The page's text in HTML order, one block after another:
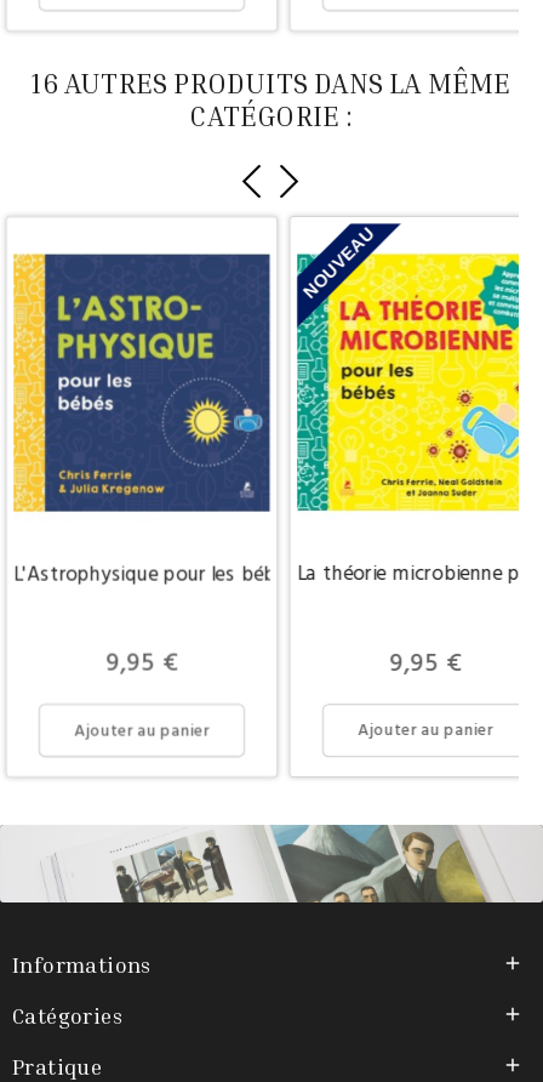
16 AUTRES PRODUITS DANS LA MÊME
CATÉGORIE :
L'Astrophysique pour les bébés
Prix
9,95 €
Ajouter au panier
NOUVEAU
La théorie microbienne
Prix
9,95 €
Ajouter au panier
Informations 
Catégories 
Pratique 